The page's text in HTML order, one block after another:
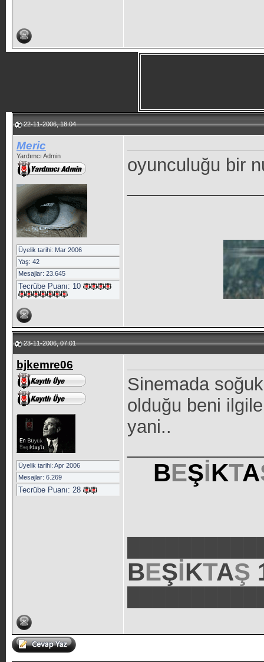
22-11-2006, 18:04
Meric
Yardımcı Admin
Üyelik tarihi: Mar 2006
Yaş: 42
Mesajlar: 23.645
Tecrübe Puanı: 10
oyunculuğu bir
23-11-2006, 07:01
bjkemre06
Üyelik tarihi: Apr 2006
Mesajlar: 6.269
Tecrübe Puanı: 28
Sinemada
olduğu beni
yani..
BEŞİKTA
BEŞİKTAŞ